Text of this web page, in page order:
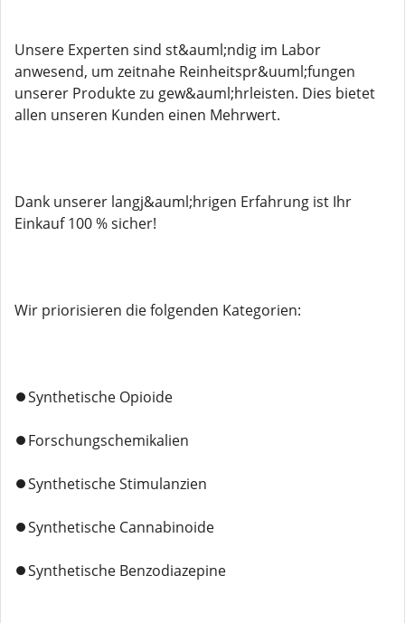
Unsere Experten sind st&auml;ndig im Labor
anwesend, um zeitnahe Reinheitspr&uuml;fungen
unserer Produkte zu gew&auml;hrleisten. Dies bietet
allen unseren Kunden einen Mehrwert.
Dank unserer langj&auml;hrigen Erfahrung ist Ihr
Einkauf 100 % sicher!
Wir priorisieren die folgenden Kategorien:
⏺️Synthetische Opioide
⏺️Forschungschemikalien
⏺️Synthetische Stimulanzien
⏺️Synthetische Cannabinoide
⏺️Synthetische Benzodiazepine